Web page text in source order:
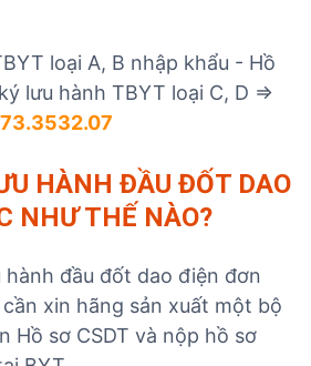
loại A, B nhập khẩu - Hồ
lưu hành TBYT loại C, D =>
HÀNH ĐẦU ĐỐT DAO
NHƯ THẾ NÀO?
đầu đốt dao điện đơn
xin hãng sản xuất một bộ
Hồ sơ CSDT và nộp hồ sơ